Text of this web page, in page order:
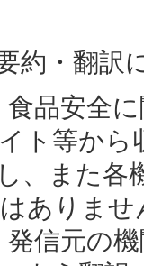
約・翻訳
品安全
ト等か
、また各
ありませ
信元の